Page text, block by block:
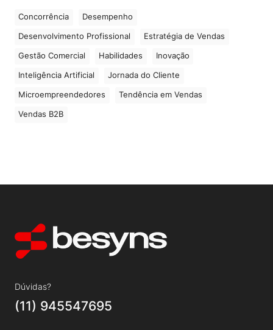
Concorrência Desempenho
Desenvolvimento Profissional Estratégia de Vendas
Gestão Comercial Habilidades Inovação
Inteligência Artificial Jornada do Cliente
Microempreendedores Tendência em Vendas
Vendas B2B
Dúvidas?
(11) 945547695